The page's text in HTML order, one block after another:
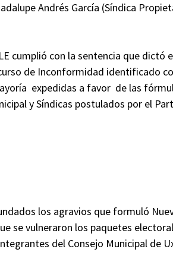
Andrés García (Síndica
cumplió con la sentencia que dictó
de Inconformidad identificado
expedidas a favor de las
y Síndicas postulados por el
los agravios que formuló
se vulneraron los paquetes
del Consejo Municipal de